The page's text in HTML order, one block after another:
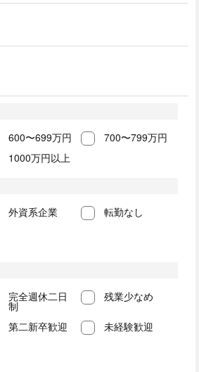
600〜699万円
700〜799万円
1000万円以上
外資系企業 転勤なし
完全週休二日
制
残業少なめ
第二新卒歓迎 未経験歓迎